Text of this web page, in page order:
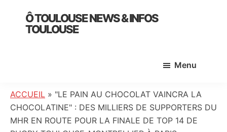
primary
Ô TOULOUSE NEWS & INFOS
TOULOUSE
:
info
locale,
Menu
ACCUEIL » "LE PAIN AU CHOCOLAT VAINCRA LA
CHOCOLATINE" : DES MILLIERS DE SUPPORTERS DU
MHR EN ROUTE POUR LA FINALE DE TOP 14 DE